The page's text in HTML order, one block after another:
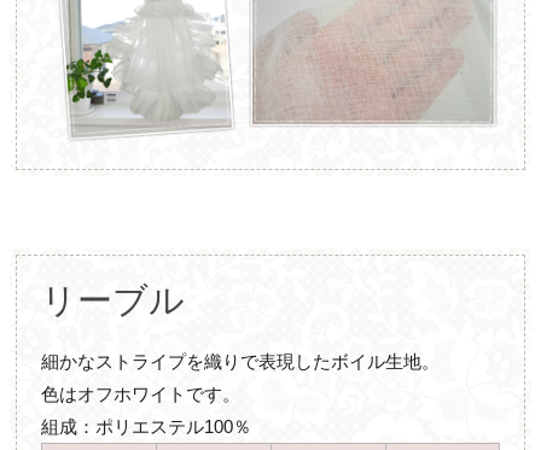
リーブル
細かなストライプを織りで表現したボイル生地。
色はオフホワイトです。
組成：ポリエステル100％